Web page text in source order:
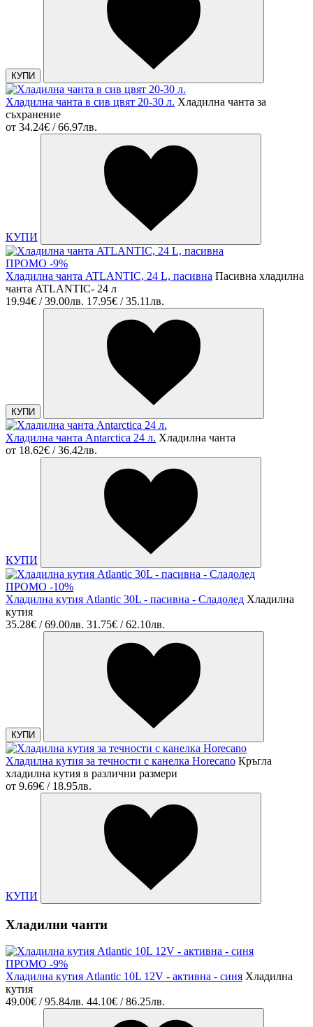
КУПИ
Хладилна чанта в сив цвят 20-30 л. Хладилна чанта за
съхранение
от 34.24€ / 66.97лв.
КУПИ
ПРОМО -9%
Хладилна чанта ATLANTIC, 24 L, пасивна Пасивна хладилна
чанта ATLANTIC- 24 л
19.94€ / 39.00лв. 17.95€ / 35.11лв.
КУПИ
Хладилна чанта Antarctica 24 л. Хладилна чанта
от 18.62€ / 36.42лв.
КУПИ
ПРОМО -10%
Хладилна кутия Atlantic 30L - пасивна - Сладолед Хладилна
кутия
35.28€ / 69.00лв. 31.75€ / 62.10лв.
КУПИ
Хладилна кутия за течности с канелка Horecano Кръгла
хладилна кутия в различни размери
от 9.69€ / 18.95лв.
КУПИ
Хладилни чанти
ПРОМО -9%
Хладилна кутия Atlantic 10L 12V - активна - синя Хладилна
кутия
49.00€ / 95.84лв. 44.10€ / 86.25лв.